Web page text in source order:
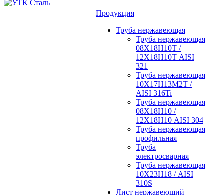
Продукция
Труба нержавеющая
Труба нержавеющая
08Х18Н10Т /
12Х18Н10Т AISI
321
Труба нержавеющая
10Х17Н13М2Т /
AISI 316Ti
Труба нержавеющая
08Х18Н10 /
12Х18Н10 AISI 304
Труба нержавеющая
профильная
Труба
электросварная
Труба нержавеющая
10Х23Н18 / AISI
310S
Лист нержавеющий